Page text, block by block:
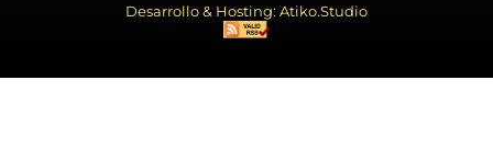
Desarrollo & Hosting: Atiko.Studio